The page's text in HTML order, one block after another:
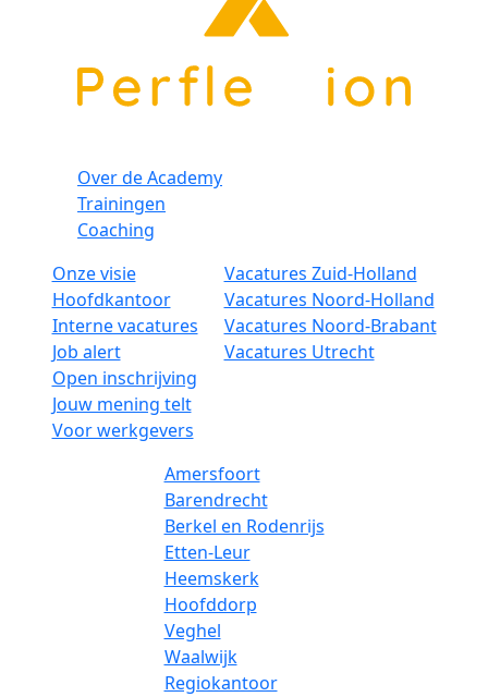
Over de Academy
Trainingen
Coaching
Onze visie
Hoofdkantoor
Interne vacatures
Job alert
Open inschrijving
Jouw mening telt
Voor werkgevers
Vacatures Zuid-Holland
Vacatures Noord-Holland
Vacatures Noord-Brabant
Vacatures Utrecht
Amersfoort
Barendrecht
Berkel en Rodenrijs
Etten-Leur
Heemskerk
Hoofddorp
Veghel
Waalwijk
Regiokantoor